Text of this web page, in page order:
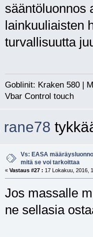
sääntöluonnos
lainkuuliaisten
turvallisuutta
Goblinit: Kraken 580 |
Vbar Control touch
rane78
Vs: EASA
mitä se voi tarkoittaa
« Vastaus #27 : 17 Lokakuu, 2016,
Jos massalle
ne sellasia